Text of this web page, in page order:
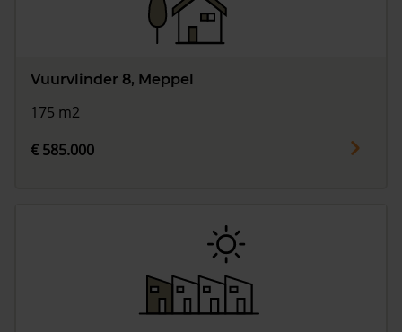
Vuurvlinder 8, Meppel
175 m2
€ 585.000